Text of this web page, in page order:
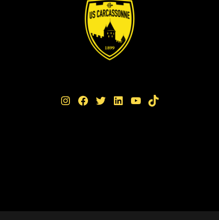
Instagram Facebook Twitter LinkedIn YouTube TikTok